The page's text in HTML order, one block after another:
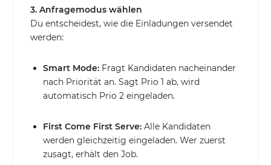
3. Anfragemodus wählen
Du entscheidest, wie die Einladungen versendet
werden:
Smart Mode: Fragt Kandidaten nacheinander
nach Priorität an. Sagt Prio 1 ab, wird
automatisch Prio 2 eingeladen.
First Come First Serve: Alle Kandidaten
werden gleichzeitig eingeladen. Wer zuerst
zusagt, erhält den Job.